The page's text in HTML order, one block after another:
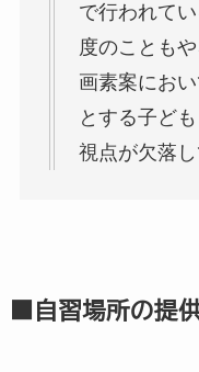
で行われて
度のことも
画素案にお
とする子ど
視点が欠落
■自習場所の提